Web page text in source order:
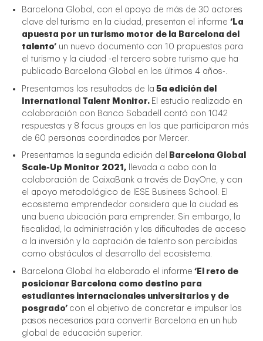
Barcelona Global, con el apoyo de más de 30 actores
clave del turismo en la ciudad, presentan el informe ‘La
apuesta por un turismo motor de la Barcelona del
talento’ un nuevo documento con 10 propuestas para
el turismo y la ciudad -el tercero sobre turismo que ha
publicado Barcelona Global en los últimos 4 años-.
Presentamos los resultados de la 5a edición del
International Talent Monitor. El estudio realizado en
colaboración con Banco Sabadell contó con 1042
respuestas y 8 focus groups en los que participaron más
de 60 personas coordinados por Mercer.
Presentamos la segunda edición del
Barcelona Global
Scale-Up Monitor 2021, llevada a cabo con la
colaboración de CaixaBank a través de DayOne, y con
el apoyo metodológico de IESE Business School. El
ecosistema emprendedor considera que la ciudad es
una buena ubicación para emprender. Sin embargo, la
fiscalidad, la administración y las dificultades de acceso
a la inversión y la captación de talento son percibidas
como obstáculos al desarrollo del ecosistema.
Barcelona Global ha elaborado el informe ‘El reto de
posicionar Barcelona como destino para
estudiantes internacionales universitarios y de
posgrado’ con el objetivo de concretar e impulsar los
pasos necesarios para convertir Barcelona en un hub
global de educación superior.